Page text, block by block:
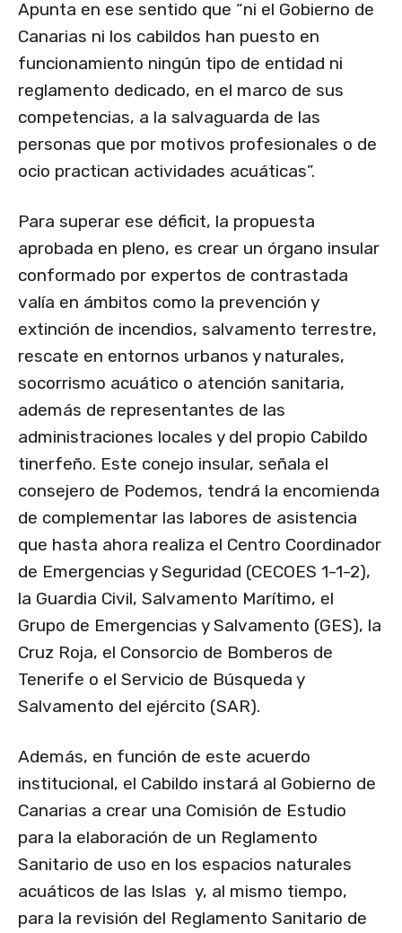
Apunta en ese sentido que “ni el Gobierno de
Canarias ni los cabildos han puesto en
funcionamiento ningún tipo de entidad ni
reglamento dedicado, en el marco de sus
competencias, a la salvaguarda de las
personas que por motivos profesionales o de
ocio practican actividades acuáticas”.
Para superar ese déficit, la propuesta
aprobada en pleno, es crear un órgano insular
conformado por expertos de contrastada
valía en ámbitos como la prevención y
extinción de incendios, salvamento terrestre,
rescate en entornos urbanos y naturales,
socorrismo acuático o atención sanitaria,
además de representantes de las
administraciones locales y del propio Cabildo
tinerfeño. Este conejo insular, señala el
consejero de Podemos, tendrá la encomienda
de complementar las labores de asistencia
que hasta ahora realiza el Centro Coordinador
de Emergencias y Seguridad (CECOES 1-1-2),
la Guardia Civil, Salvamento Marítimo, el
Grupo de Emergencias y Salvamento (GES), la
Cruz Roja, el Consorcio de Bomberos de
Tenerife o el Servicio de Búsqueda y
Salvamento del ejército (SAR).
Además, en función de este acuerdo
institucional, el Cabildo instará al Gobierno de
Canarias a crear una Comisión de Estudio
para la elaboración de un Reglamento
Sanitario de uso en los espacios naturales
acuáticos de las Islas y, al mismo tiempo,
para la revisión del Reglamento Sanitario de